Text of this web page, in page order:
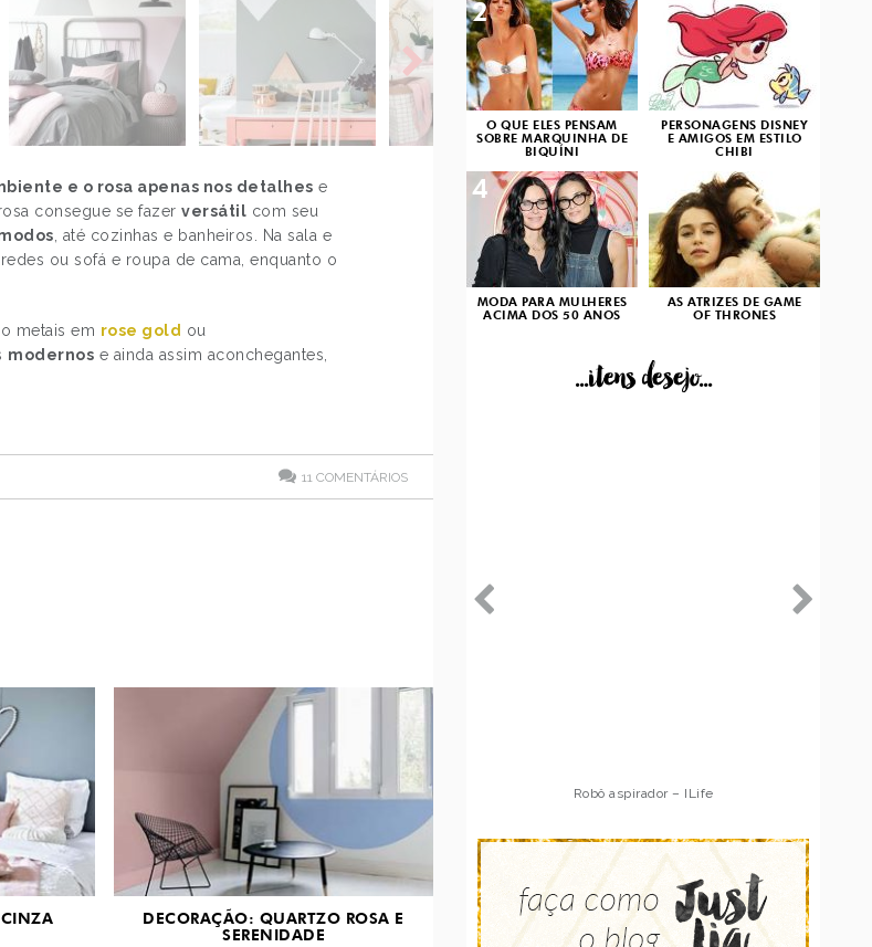
e o rosa apenas nos detalhes e
consegue se fazerversátil com seu
, até cozinhas e banheiros. Na sala e
ou sofá e roupa de cama, enquanto o
metais em rose gold ou
modernos e ainda assim aconchegantes,
11 COMENTÁRIOS
CINZA
DECORAÇÃO: QUARTZO ROSA E
SERENIDADE
O QUE ELES PENSAM
SOBRE MARQUINHA DE
BIQUÍNI
2
PERSONAGENS DISNEY
E AMIGOS EM ESTILO
CHIBI
3
MODA PARA MULHERES
ACIMA DOS 50 ANOS
4
AS ATRIZES DE GAME
OF THRONES
...itens desejo...
Robô aspirador – ILife